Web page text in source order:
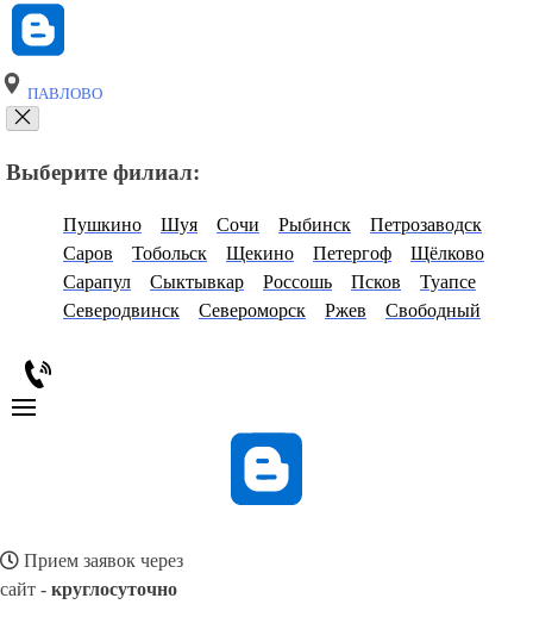
ПАВЛОВО
Выберите филиал:
Пушкино Шуя Сочи Рыбинск
Петрозаводск
Саров
Тобольск Щекино Петергоф
Щёлково
Сарапул
Сыктывкар Россошь Псков
Туапсе
Северодвинск
Североморск Ржев Свободный
Прием заявок через
сайт - круглосуточно